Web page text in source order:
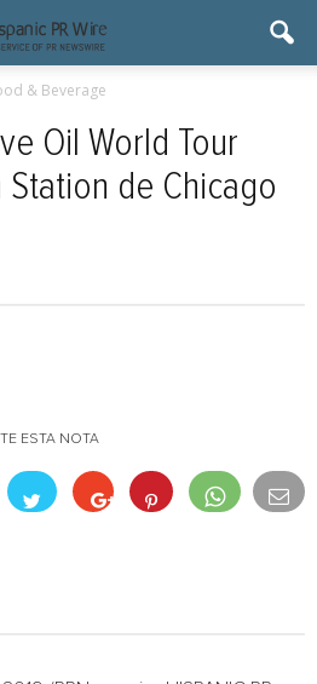
& Beverage
Oil World Tour
Station de Chicago
ESTA NOTA